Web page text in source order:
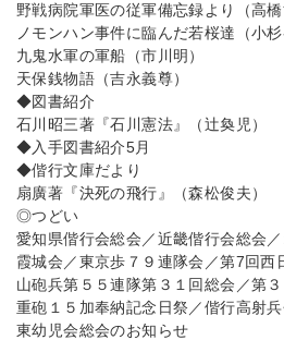
野戦病院軍医の従軍備忘録より（高橋
ノモンハン事件に臨んだ若桜達（小杉
九鬼水軍の軍船（市川明）
天保銭物語（吉永義尊）
◆図書紹介
石川昭三著『石川憲法』（辻奐児）
◆入手図書紹介5月
◆偕行文庫だより
扇廣著『決死の飛行』（森松俊夫）
◎つどい
愛知県偕行会総会／近畿偕行会総会
霞城会／東京歩７９連隊会／第7回西
山砲兵第５５連隊第３１回総会／第
重砲１５加奉納記念日祭／偕行高射
東幼児会総会のお知らせ